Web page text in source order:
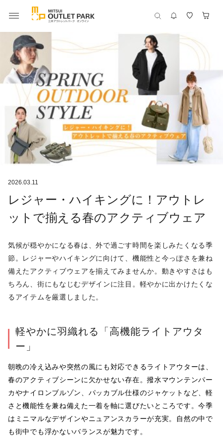
2026.03.11
レジャー・ハイキングに！アウトレ
ットで揃える春のアクティブウェア
気候が穏やかになる春は、外で過ごす時間を楽しみたくなる季
節。レジャーやハイキングに向けて、機能性と今っぽさを兼ね
備えたアクティブウェアを揃えてみませんか。動きやすさはも
ちろん、街にもなじむデザインに注目。軽やかに出かけたくな
るアイテムを厳選しました。
軽やかに羽織れる「高機能ライトアウタ
ー」
朝晩の冷え込みや突然の風にも対応できるライトアウターは、
春のアクティブシーンに欠かせない存在。撥水マウンテンパー
カやナイロンブルゾン、パッカブル仕様のジャケットなど、軽
さと機能性を兼ね備えた一着を軸に選びたいところです。今季
はミニマルなデザインやニュアンスカラーが充実。自然の中で
も街中でも浮かないバランスが魅力です。